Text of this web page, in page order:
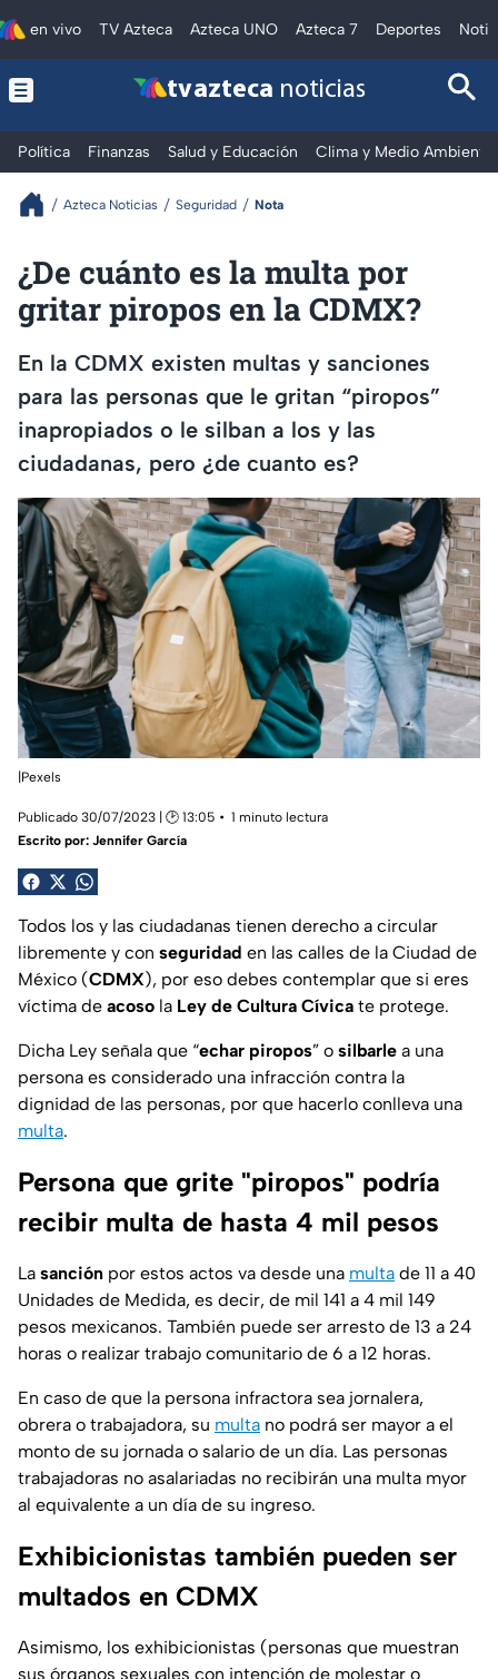
en vivo TV Azteca Azteca UNO Azteca 7 Deportes
tv azteca noticias
Política Finanzas Salud y Educación Clima y Medio Ambiente
Azteca Noticias Seguridad Nota
¿De cuánto es la multa por
gritar piropos en la CDMX?
En la CDMX existen multas y sanciones
para las personas que le gritan “piropos”
inapropiados o le silban a los y las
ciudadanas, pero ¿de cuanto es?
|Pexels
Publicado 30/07/2023 | 🕑 13:05
1 minuto lectura
Escrito por: Jennifer García
Todos los y las ciudadanas tienen derecho a circular
libremente y con seguridad en las calles de la Ciudad de
México (CDMX), por eso debes contemplar que si eres
víctima de acoso la Ley de Cultura Cívica te protege.
Dicha Ley señala que “echar piropos” o silbarle a una
persona es considerado una infracción contra la
dignidad de las personas, por que hacerlo conlleva una
multa.
Persona que grite "piropos" podría
recibir multa de hasta 4 mil pesos
La sanción por estos actos va desde una multa de 11 a 40
Unidades de Medida, es decir, de mil 141 a 4 mil 149
pesos mexicanos. También puede ser arresto de 13 a 24
horas o realizar trabajo comunitario de 6 a 12 horas.
En caso de que la persona infractora sea jornalera,
obrera o trabajadora, su multa no podrá ser mayor a el
monto de su jornada o salario de un día. Las personas
trabajadoras no asalariadas no recibirán una multa myor
al equivalente a un día de su ingreso.
Exhibicionistas también pueden ser
multados en CDMX
Asimismo, los exhibicionistas (personas que muestran
sus órganos sexuales con intención de molestar o